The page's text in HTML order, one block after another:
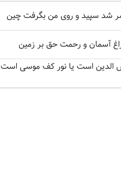
» غزل شمارهٔ ۱۹۷۵ - عشق شمس الدین است یا نور کف موسی است